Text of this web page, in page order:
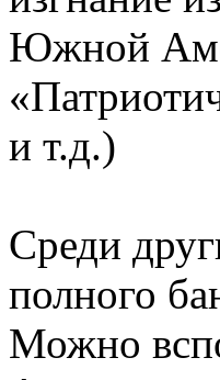
Южной
и т.д.)
Среди
полного
Можно